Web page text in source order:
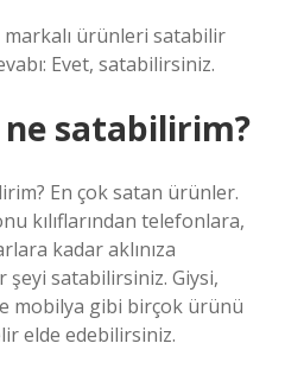
ürünleri satabilir
Evet, satabilirsiniz.
ne satabilirim?
En çok satan ürünler.
kılıflarından telefonlara,
kadar aklınıza
şeyi satabilirsiniz. Giysi,
mobilya gibi birçok ürünü
elde edebilirsiniz.